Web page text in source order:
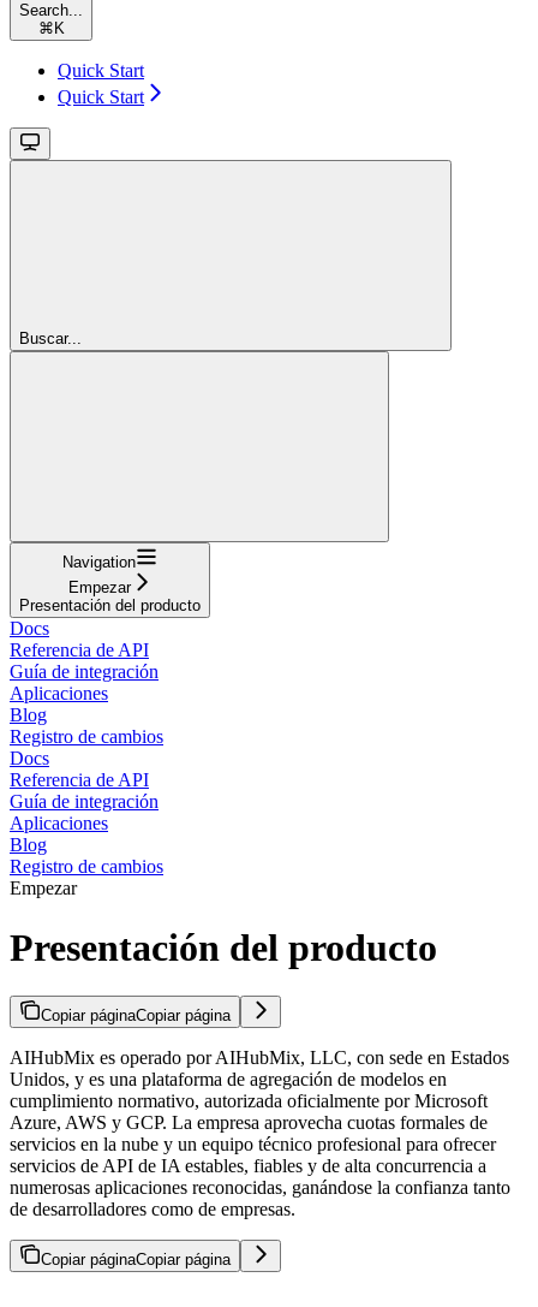
Search...
⌘ K
Quick Start
Quick Start
Buscar...
Navigation
Empezar
Presentación del producto
Docs
Referencia de API
Guía de integración
Aplicaciones
Blog
Registro de cambios
Docs
Referencia de API
Guía de integración
Aplicaciones
Blog
Registro de cambios
Empezar
Presentación del producto
Copiar páginaCopiar página
AIHubMix es operado por AIHubMix, LLC, con sede en Estados
Unidos, y es una plataforma de agregación de modelos en
cumplimiento normativo, autorizada oficialmente por Microsoft
Azure, AWS y GCP. La empresa aprovecha cuotas formales de
servicios en la nube y un equipo técnico profesional para ofrecer
servicios de API de IA estables, fiables y de alta concurrencia a
numerosas aplicaciones reconocidas, ganándose la confianza tanto
de desarrolladores como de empresas.
Copiar páginaCopiar página